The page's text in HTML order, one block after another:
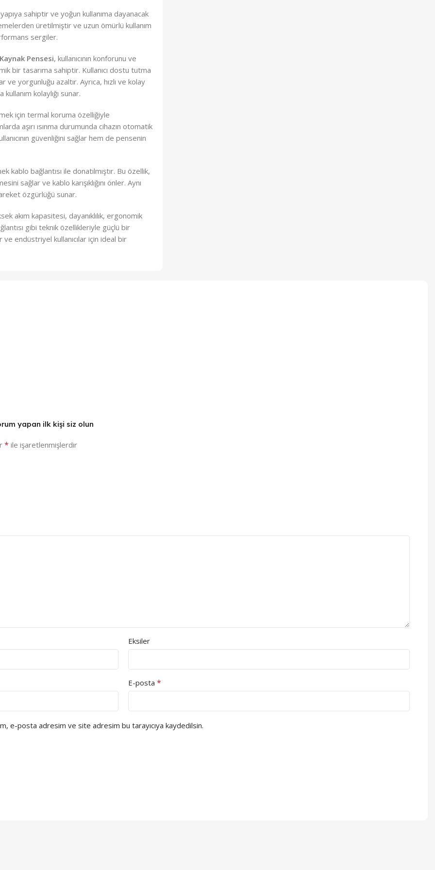
sahiptir ve yoğun kullanıma dayanacak
üretilmiştir ve uzun ömürlü kullanım
sergiler.
Pensesi, kullanıcının konforunu ve
bir tasarıma sahiptir. Kullanıcı dostu tutma
ve yorgunluğu azaltır. Ayrıca, hızlı ve kolay
kolaylığı sunar.
için termal koruma özelliğiyle
aşırı ısınma durumunda cihazın otomatik
güvenliğini sağlar hem de pensenin
kablo bağlantısı ile donatılmıştır. Bu özellik,
sağlar ve kablo karışıklığını önler. Aynı
özgürlüğü sunar.
akım kapasitesi, dayanıklılık, ergonomik
gibi teknik özellikleriyle güçlü bir
endüstriyel kullanıcılar için ideal bir
yapan ilk kişi siz olun
* ile işaretlenmişlerdir
Eksiler
E-posta *
e-posta adresim ve site adresim bu tarayıcıya kaydedilsin.